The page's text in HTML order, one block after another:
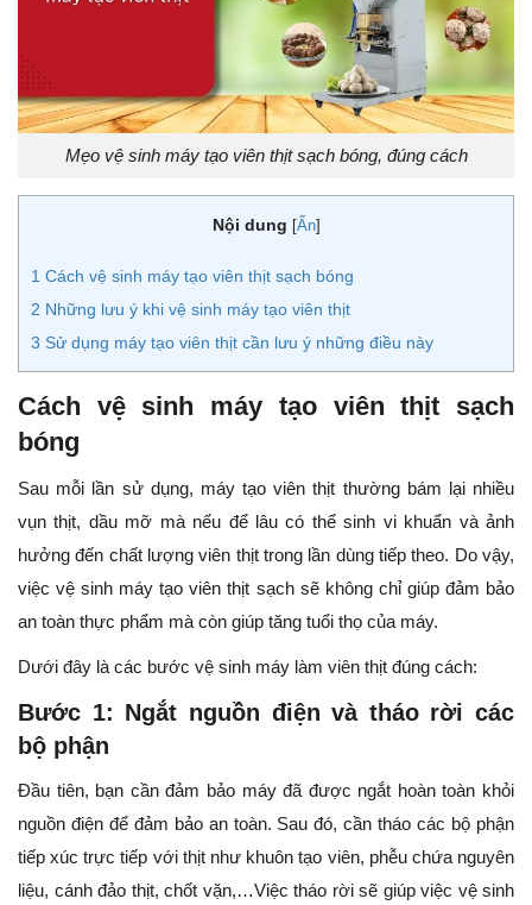
Mẹo vệ sinh máy tạo viên thịt sạch bóng, đúng cách
Nội dung [Ẩn]
1 Cách vệ sinh máy tạo viên thịt sạch bóng
2 Những lưu ý khi vệ sinh máy tạo viên thịt
3 Sử dụng máy tạo viên thịt cần lưu ý những điều này
Cách vệ sinh máy tạo viên thịt sạch
bóng
Sau mỗi lần sử dụng, máy tạo viên thịt thường bám lại nhiều
vụn thịt, dầu mỡ mà nếu để lâu có thể sinh vi khuẩn và ảnh
hưởng đến chất lượng viên thịt trong lần dùng tiếp theo. Do vậy,
việc vệ sinh máy tạo viên thịt sạch sẽ không chỉ giúp đảm bảo
an toàn thực phẩm mà còn giúp tăng tuổi thọ của máy.
Dưới đây là các bước vệ sinh máy làm viên thịt đúng cách:
Bước 1: Ngắt nguồn điện và tháo rời các
bộ phận
Đầu tiên, bạn cần đảm bảo máy đã được ngắt hoàn toàn khỏi
nguồn điện để đảm bảo an toàn. Sau đó, cần tháo các bộ phận
tiếp xúc trực tiếp với thịt như khuôn tạo viên, phễu chứa nguyên
liệu, cánh đảo thịt, chốt vặn,…Việc tháo rời sẽ giúp việc vệ sinh